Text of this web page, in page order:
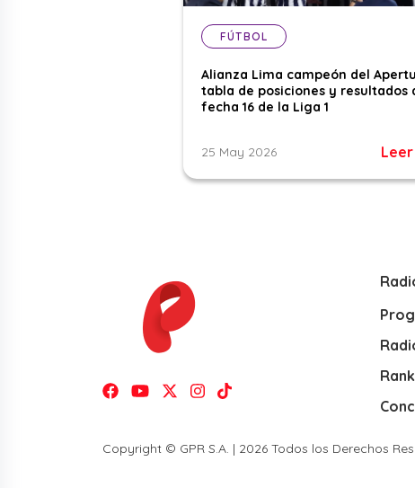
FÚTBOL
Alianza Lima campeón del
tabla de posiciones y resultados
fecha 16 de la Liga 1
25 May 2026
Copyright © GPR S.A. | 2026 Todos los Derechos